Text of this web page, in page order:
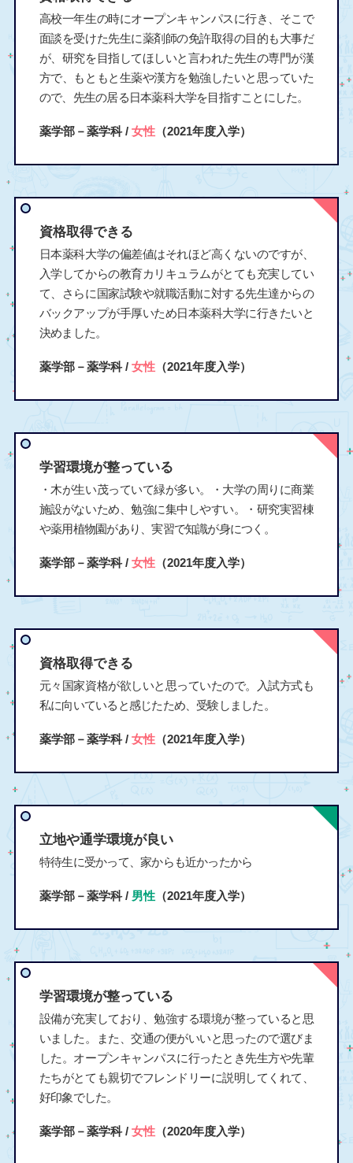
高校一年生の時にオープンキャンパスに行き、そこで
面談を受けた先生に薬剤師の免許取得の目的も大事だ
が、研究を目指してほしいと言われた先生の専門が漢
方で、もともと生薬や漢方を勉強したいと思っていた
ので、先生の居る日本薬科大学を目指すことにした。
薬学部－薬学科 / 女性（2021年度入学）
資格取得できる
日本薬科大学の偏差値はそれほど高くないのですが、
入学してからの教育カリキュラムがとても充実してい
て、さらに国家試験や就職活動に対する先生達からの
バックアップが手厚いため日本薬科大学に行きたいと
決めました。
薬学部－薬学科 / 女性（2021年度入学）
学習環境が整っている
・木が生い茂っていて緑が多い。・大学の周りに商業
施設がないため、勉強に集中しやすい。・研究実習棟
や薬用植物園があり、実習で知識が身につく。
薬学部－薬学科 / 女性（2021年度入学）
資格取得できる
元々国家資格が欲しいと思っていたので。入試方式も
私に向いていると感じたため、受験しました。
薬学部－薬学科 / 女性（2021年度入学）
立地や通学環境が良い
特待生に受かって、家からも近かったから
薬学部－薬学科 / 男性（2021年度入学）
学習環境が整っている
設備が充実しており、勉強する環境が整っていると思
いました。また、交通の便がいいと思ったので選びま
した。オープンキャンパスに行ったとき先生方や先輩
たちがとても親切でフレンドリーに説明してくれて、
好印象でした。
薬学部－薬学科 / 女性（2020年度入学）